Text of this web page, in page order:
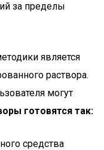
за пределы
является
раствора.
могут
готовятся так:
средства